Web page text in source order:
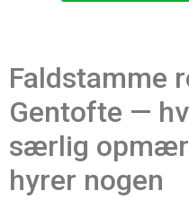
Faldstamme
Gentofte —
særlig
hyrer nogen